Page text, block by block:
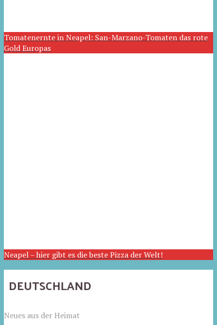
Tomatenernte in Neapel: San-Marzano-Tomaten das rote
Gold Europas
Neapel – hier gibt es die beste Pizza der Welt!
DEUTSCHLAND
Neues aus der Heimat